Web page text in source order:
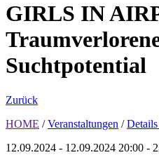
GIRLS IN
Suchtpotential
Zurück
HOME / Veranstaltungen /
12.09.2024 - 12.09.2024 20:00 -